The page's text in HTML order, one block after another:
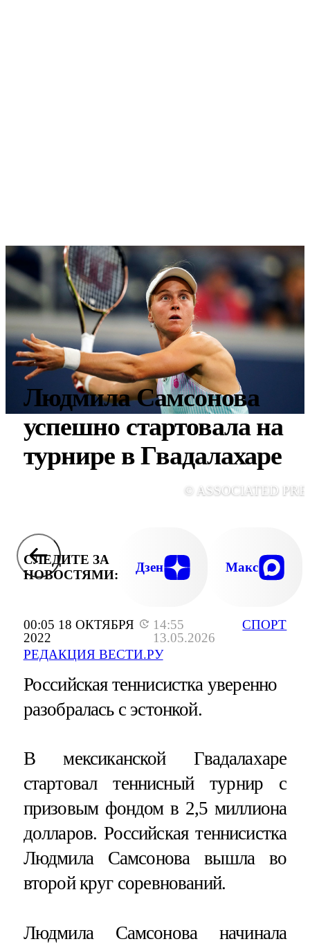
00:05 18 ОКТЯБРЯ
2022
14:55
13.05.2026
РЕДАКЦИЯ ВЕСТИ.РУ
СПОРТ
Людмила Самсонова
успешно стартовала на
турнире в Гвадалахаре
© ASSOCIATED
СЛЕДИТЕ ЗА
НОВОСТЯМИ:
Дзен Макс
Российская теннисистка уверенно
разобралась с эстонкой.
В мексиканской Гвадалахаре
стартовал теннисный турнир с
призовым фондом в 2,5 миллиона
долларов. Российская теннисистка
Людмила Самсонова вышла во
второй круг соревнований.
Людмила Самсонова начинала